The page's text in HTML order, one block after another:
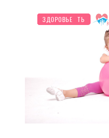
НОВОСТИ МИРА
ПЛАНИРОВАНИЕ
СЕМЬЯ
МУЛЬТФИЛЬМЫ
ПСИХОЛОГИЯ
БЕРЕМЕННОСТЬ
ШКОЛЬНИК
ДЕТЯМ
ЗДОРОВЬЕ